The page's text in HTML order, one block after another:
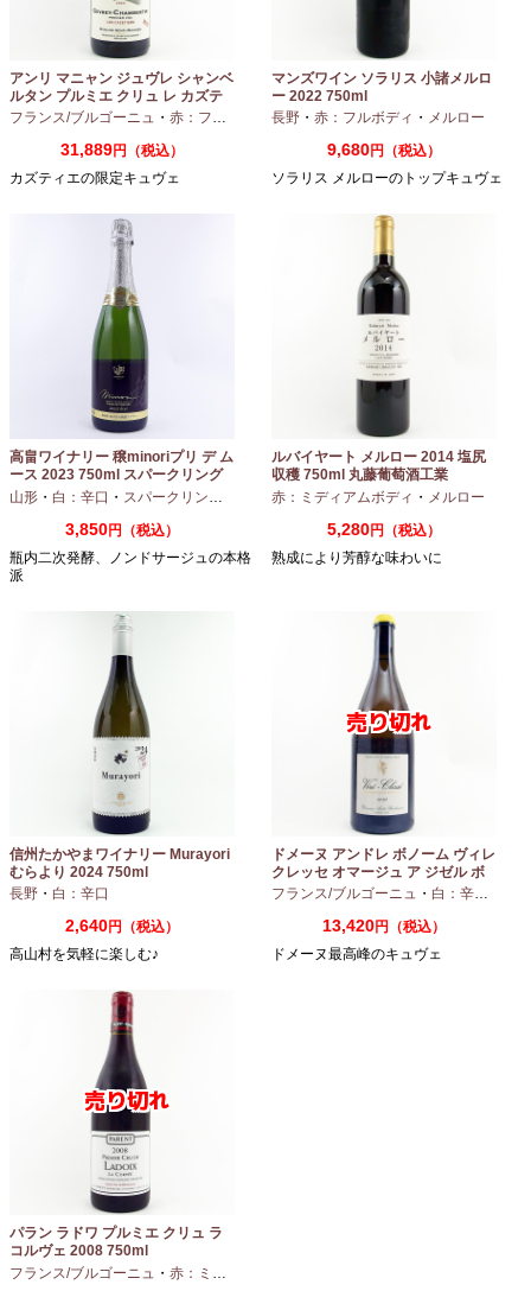
アンリ マニャン ジュヴレ シャンベ
ルタン プルミエ クリュ レ カズテ
ィエ エルバージュ 24 モワ 2023
フランス/ブルゴーニュ ・ 赤：フルボディ ・ピノノワール
31,889円（税込）
カズティエの限定キュヴェ
マンズワイン ソラリス 小諸メルロ
ー 2022 750ml
長野 ・ 赤：フルボディ ・ メルロー
9,680円（税込）
ソラリス メルローのトップキュヴェ
高畠ワイナリー 穣minoriプリ デ ム
ース 2023 750ml スパークリング
ワイン
山形 ・ 白：辛口 ・ スパークリングワイン ・シャルドネ
3,850円（税込）
瓶内二次発酵、ノンドサージュの本格
派
ルバイヤート メルロー 2014 塩尻
収穫 750ml 丸藤葡萄酒工業
赤：ミディアムボディ ・ メルロー
5,280円（税込）
熟成により芳醇な味わいに
信州たかやまワイナリー Murayori
むらより 2024 750ml
長野 ・ 白：辛口
2,640円（税込）
高山村を気軽に楽しむ♪
ドメーヌ アンドレ ボノーム ヴィレ
クレッセ オマージュ ア ジゼル ボ
ノーム 2023 750ml
フランス/ブルゴーニュ ・ 白：辛口
13,420円（税込）
ドメーヌ最高峰のキュヴェ
パラン ラドワ プルミエ クリュ ラ
コルヴェ 2008 750ml
フランス/ブルゴーニュ ・ 赤：ミディアムボディ